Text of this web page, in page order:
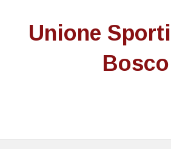
Unione
Bosco